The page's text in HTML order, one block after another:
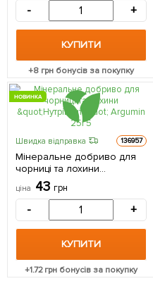
- +
КУПИТИ
+8 грн бонусів за покупку
НОВИНКА
Швидка відправка 136957
Мінеральне добриво для
чорниці та лохини
"Нутрівант" Argumin 25г
ціна 43 грн
- +
КУПИТИ
+1.72грн бонусів за покупку